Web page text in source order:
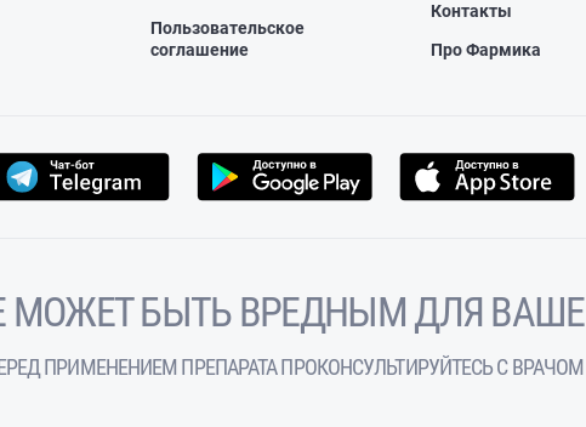
Пользовательское
соглашение
Контакты
Про Фармика
МОЖЕТ БЫТЬ ВРЕДНЫМ ДЛЯ
ПРИМЕНЕНИЕМ ПРЕПАРАТА ПРОКОНСУЛЬТИРУЙТЕСЬ С ВРАЧОМ